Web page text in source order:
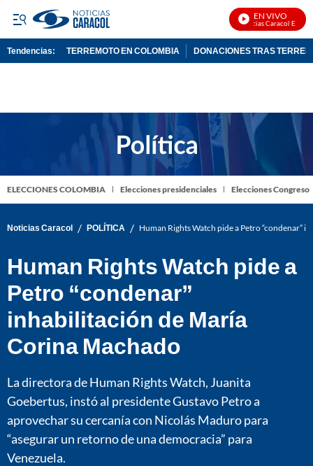
EN VIVO
Noticias Caracol En Vivo
Tendencias: TERREMOTO EN COLOMBIA DONACIONES TRAS
ELECCIONES COLOMBIA Elecciones presidenciales Elecciones Congreso
Noticias Caracol / POLÍTICA / Human Rights Watch pide a Petro “condenar”
Human Rights Watch pide a
Petro “condenar”
inhabilitación de María
Corina Machado
La directora de Human Rights Watch, Juanita
Goebertus, instó al presidente Gustavo Petro a
aprovechar su cercanía con Nicolás Maduro para
“asegurar un retorno de una democracia” para
Venezuela.